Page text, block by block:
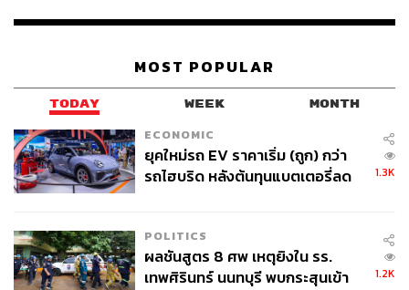
กระเป๋า CHANELสีดำหนังลูกแกะ พร้อมฮาร์ดแวร์สีทอง ขึ้น
ชื่อว่าเป็นชิ้นสุดคลาสสิกของแบรนด์ โดยจะใช้ฮาร์ดแวร์ที่ชุบ
ด้วยทองคำจริง 24K ทำให้กระเป๋าหรูหราโดดเด่นยิ่งขึ้น แต่
ในปี 2008 CHANELหยุดใช้ฮาร์ดแวร์เคลือบทอง 24K กับ
กระเป๋าก่อนปี 2008 ที่มีฮาร์ดแวร์เคลือบทอง 24K กลายเป็น
ของสะสมหายาก เพราะไม่ได้ผลิตอีกแล้ว
MOST POPULAR
TODAY WEEK MONTH
ECONOMIC
ยุคใหม่รถ EV ราคาเริ่ม (ถูก) กว่า
รถไฮบริด หลังต้นทุนแบตเตอรี่ลด
1.3K
POLITICS
ผลชันสูตร 8 ศพ เหตุยิงใน รร.
เทพศิรินทร์ นนทบุรี พบกระสุนเข้า
1.2K